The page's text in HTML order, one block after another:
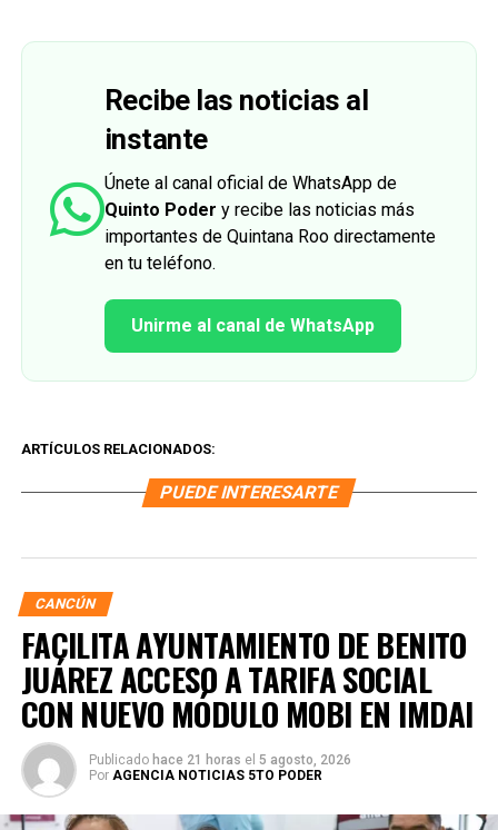
Recibe las noticias al
instante
Únete al canal oficial de WhatsApp de
Quinto Poder y recibe las noticias más
importantes de Quintana Roo directamente
en tu teléfono.
Unirme al canal de WhatsApp
ARTÍCULOS RELACIONADOS:
PUEDE INTERESARTE
CANCÚN
FACILITA AYUNTAMIENTO DE BENITO
JUÁREZ ACCESO A TARIFA SOCIAL
CON NUEVO MÓDULO MOBI EN IMDAI
Publicado hace 21 horas el 5 agosto, 2026
Por AGENCIA NOTICIAS 5TO PODER